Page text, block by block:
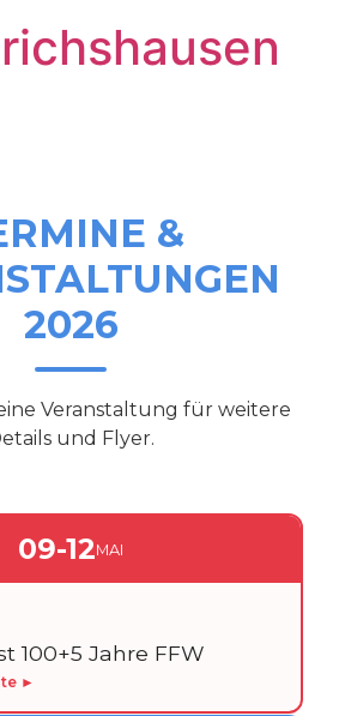
&
2026
Veranstaltung für weitere
und Flyer.
09-12MAI
100+5 Jahre FFW
►